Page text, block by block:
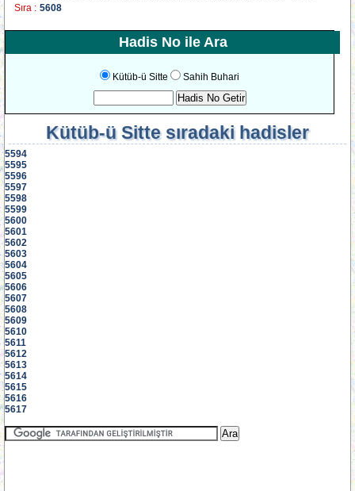
Sıra : 5608
Hadis No ile Ara
Kütüb-ü Sitte Sahih Buhari
Kütüb-ü Sittesıradaki hadisler
5594
5595
5596
5597
5598
5599
5600
5601
5602
5603
5604
5605
5606
5607
5608
5609
5610
5611
5612
5613
5614
5615
5616
5617